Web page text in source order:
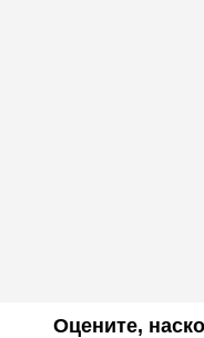
Оцените,